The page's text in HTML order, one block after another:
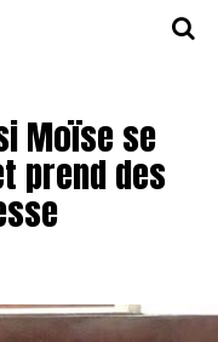
Moïse se
prend des